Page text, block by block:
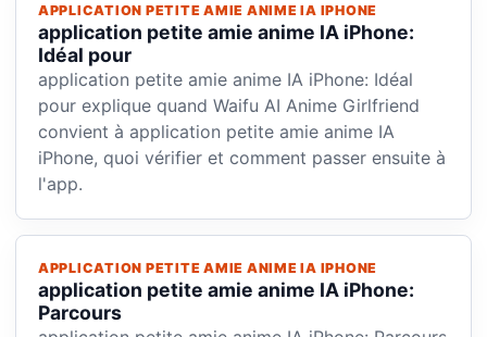
APPLICATION PETITE AMIE ANIME IA IPHONE
application petite amie anime IA iPhone:
Idéal pour
application petite amie anime IA iPhone: Idéal
pour explique quand Waifu AI Anime Girlfriend
convient à application petite amie anime IA
iPhone, quoi vérifier et comment passer ensuite à
l'app.
APPLICATION PETITE AMIE ANIME IA IPHONE
application petite amie anime IA iPhone:
Parcours